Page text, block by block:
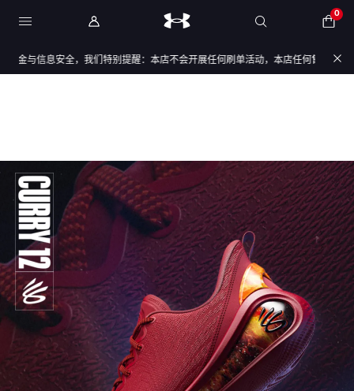
0
与信息安全，我们特别提醒：本店不会开展任何刷单活动，本店任何售后/退款